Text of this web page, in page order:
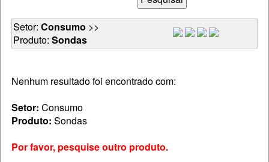
Setor: Consumo >>
Produto: Sondas
Nenhum resultado foi encontrado com:
Setor: Consumo
Produto: Sondas
Por favor, pesquise outro produto.